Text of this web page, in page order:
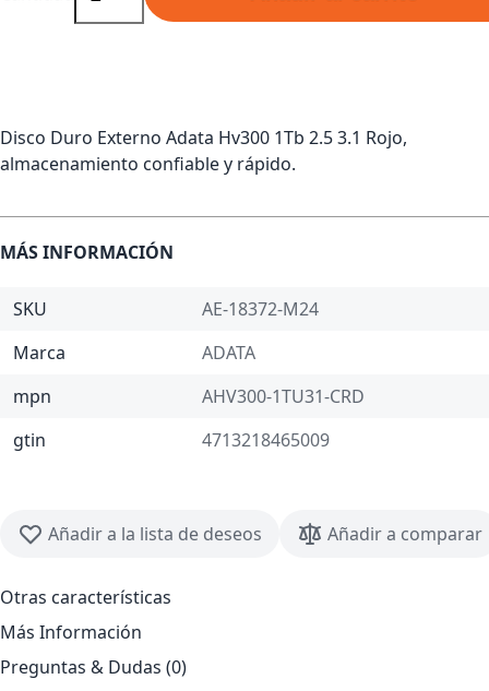
Disco Duro Externo Adata Hv300 1Tb 2.5 3.1 Rojo,
almacenamiento confiable y rápido.
MÁS INFORMACIÓN
SKU
AE-18372-M24
Marca
ADATA
mpn
AHV300-1TU31-CRD
gtin
4713218465009
Añadir a la lista de deseos Añadir a comparar
Otras características
Más Información
Preguntas & Dudas (0)